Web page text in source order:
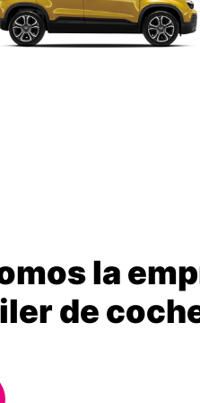
la
de